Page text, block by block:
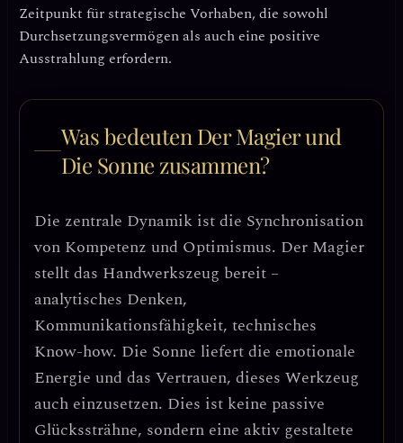
Zeitpunkt für strategische Vorhaben, die sowohl
Durchsetzungsvermögen als auch eine positive
Ausstrahlung erfordern.
Was bedeuten Der Magier und
Die Sonne zusammen?
Die zentrale Dynamik ist die Synchronisation
von Kompetenz und Optimismus. Der Magier
stellt das Handwerkszeug bereit –
analytisches Denken,
Kommunikationsfähigkeit, technisches
Know-how. Die Sonne liefert die emotionale
Energie und das Vertrauen, dieses Werkzeug
auch einzusetzen. Dies ist keine passive
Glückssträhne, sondern eine aktiv gestaltete